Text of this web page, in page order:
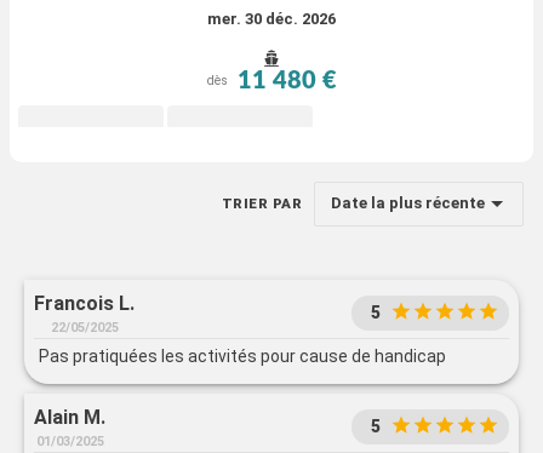
mer. 30 déc. 2026
dès 11 480 €
TRIER PAR Date la plus récente
Francois L.
22/05/2025
5
Pas pratiquées les activités pour cause de handicap
Alain M.
01/03/2025
5